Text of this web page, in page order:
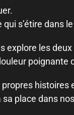
s’étire dans
les deux
poignante
histoires
place dans